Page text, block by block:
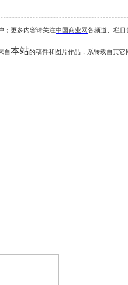
；更多内容请关注中国商业网各频道、栏目
自本站的稿件和图片作品，系转载自其